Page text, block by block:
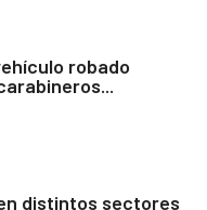
robado
distintos sectores